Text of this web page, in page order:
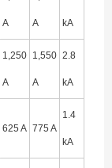
A A kA
1,250
A
1,550
A
2.8
kA
625 A 775 A
1.4
kA